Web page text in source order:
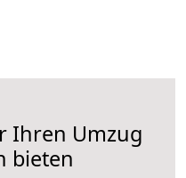
Ihren Umzug
bieten